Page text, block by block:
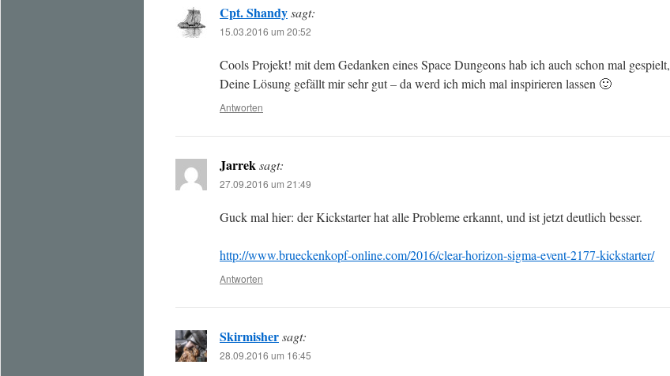
Cpt. Shandysagt:
15.03.2016 um 20:52
Cools Projekt! mit dem Gedanken eines Space Dungeons hab ich auch schon mal gespielt,
Deine Lösung gefällt mir sehr gut – da werd ich mich mal inspirieren lassen 🙂
Antworten
Jarreksagt:
27.09.2016 um 21:49
Guck mal hier: der Kickstarter hat alle Probleme erkannt, und ist jetzt deutlich besser.
http://www.brueckenkopf-online.com/2016/clear-horizon-sigma-event-2177-kickstarter/
Antworten
Skirmishersagt:
28.09.2016 um 16:45